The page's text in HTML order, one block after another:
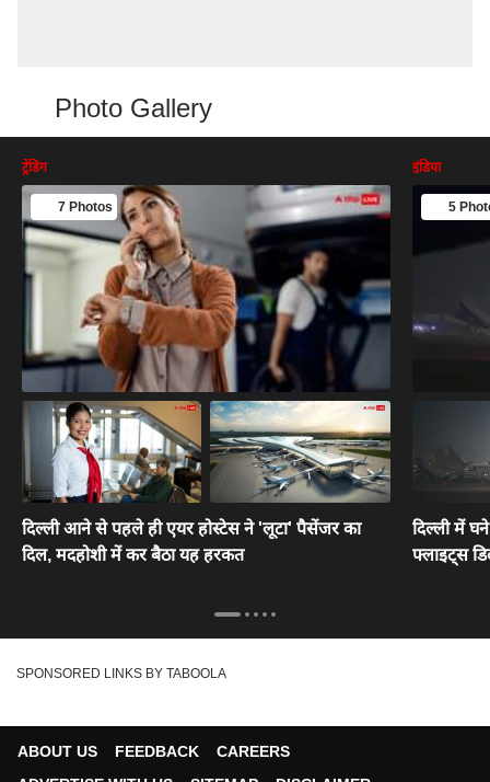
Photo Gallery
ट्रेंडिंग
7 Photos
दिल्ली आने से पहले ही एयर होस्टेस ने 'लूटा' पैसेंजर का
दिल, मदहोशी में कर बैठा यह हरकत
इंडिया
5
दिल्ली में
फ्लाइट्स
SPONSORED LINKS BY TABOOLA
ABOUT US FEEDBACK
CAREERS